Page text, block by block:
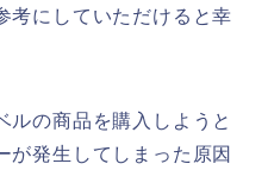
考にしていただけると幸
ルの商品を購入しようと
が発生してしまった原因